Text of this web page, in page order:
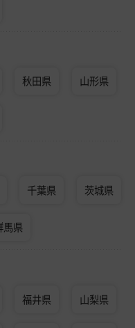
秋田県 山形県
千葉県 茨城県
馬県
福井県 山梨県